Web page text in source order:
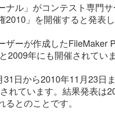
ナル」がコンテスト専門
」を開催すると発表し
ザーが作成したFileMaker
年にも開催されていま
日から2010年11月23日
れています。結果発表は
とのことです。